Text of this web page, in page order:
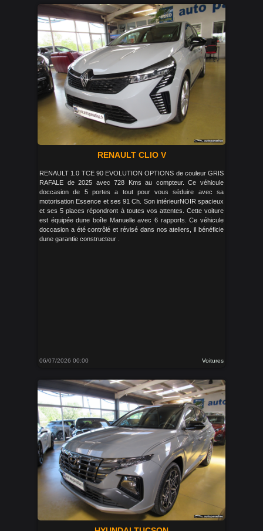
RENAULT CLIO V
RENAULT 1.0 TCE 90 EVOLUTION OPTIONS de couleur GRIS
RAFALE de 2025 avec 728 Kms au compteur. Ce véhicule
doccasion de 5 portes a tout pour vous séduire avec sa
motorisation Essence et ses 91 Ch. Son intérieurNOIR spacieux
et ses 5 places répondront à toutes vos attentes. Cette voiture
est équipée dune boîte Manuelle avec 6 rapports. Ce véhicule
doccasion a été contrôlé et révisé dans nos ateliers, il bénéficie
dune garantie constructeur .
06/07/2026 00:00 Voitures